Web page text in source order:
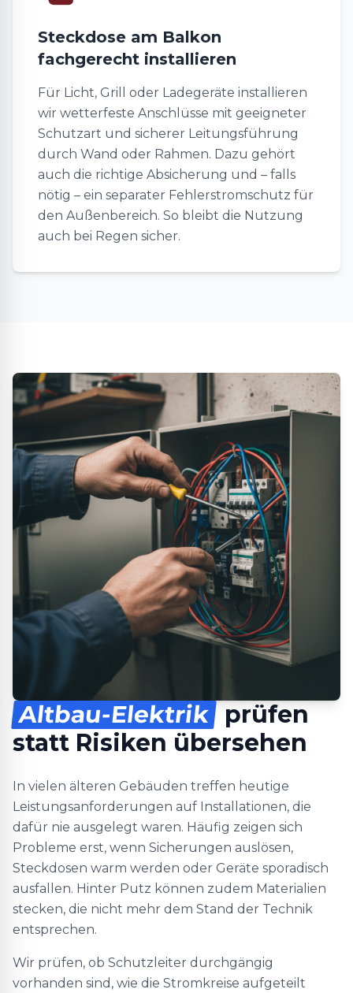
Steckdose am Balkon
fachgerecht installieren
Für Licht, Grill oder Ladegeräte installieren
wir wetterfeste Anschlüsse mit geeigneter
Schutzart und sicherer Leitungsführung
durch Wand oder Rahmen. Dazu gehört
auch die richtige Absicherung und – falls
nötig – ein separater Fehlerstromschutz für
den Außenbereich. So bleibt die Nutzung
auch bei Regen sicher.
Altbau-Elektrik prüfen
statt Risiken übersehen
In vielen älteren Gebäuden treffen heutige
Leistungsanforderungen auf Installationen, die
dafür nie ausgelegt waren. Häufig zeigen sich
Probleme erst, wenn Sicherungen auslösen,
Steckdosen warm werden oder Geräte sporadisch
ausfallen. Hinter Putz können zudem Materialien
stecken, die nicht mehr dem Stand der Technik
entsprechen.
Wir prüfen, ob Schutzleiter durchgängig
vorhanden sind, wie die Stromkreise aufgeteilt